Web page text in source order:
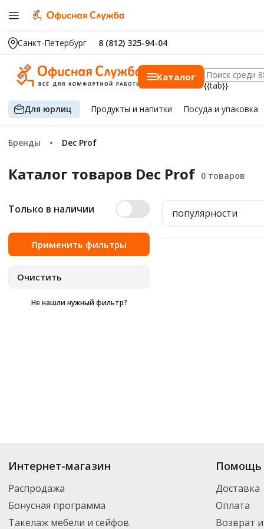
Санкт-Петербург 8 (812) 325-94-04
Каталог
{{tab}}
Для юрлиц Продуктыи напитки Посуда и упаковка
Бренды Dec Prof
Каталог товаров Dec Prof
Только в наличии
Не нашли нужный фильтр?
популярности
Купить
. В ассортименте интернет-
нужный товар и добавить его в корзину для дальнейшего
транспортной компанией DPD. Для постоянных клиентов - скидка,
Интернет-магазин
Распродажа
Бонусная программа
Такелаж мебели и сейфов
Помощь
Доставка
Оплата
Возврат